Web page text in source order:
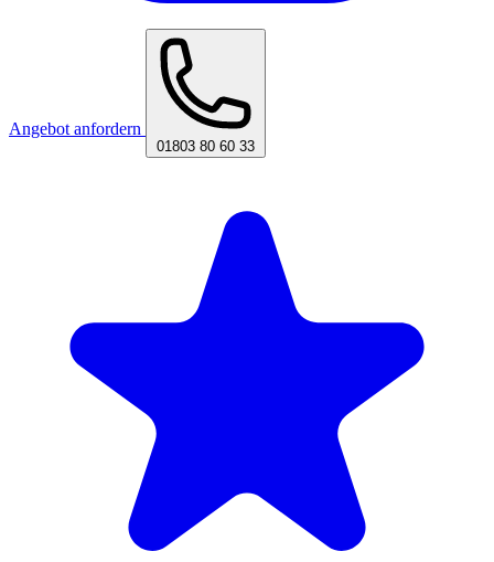
Angebot anfordern
01803 80 60 33